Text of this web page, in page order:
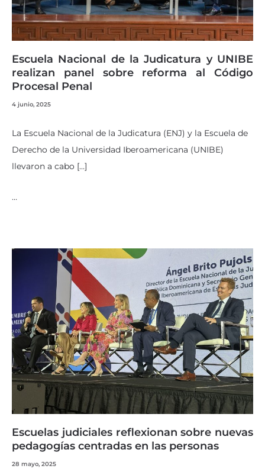
Escuela Nacional de la Judicatura y UNIBE
realizan panel sobre reforma al Código
Procesal Penal
4 junio, 2025
La Escuela Nacional de la Judicatura (ENJ) y la Escuela de
Derecho de la Universidad Iberoamericana (UNIBE)
llevaron a cabo […]
…
Escuelas judiciales reflexionan sobre nuevas
pedagogías centradas en las personas
28 mayo, 2025